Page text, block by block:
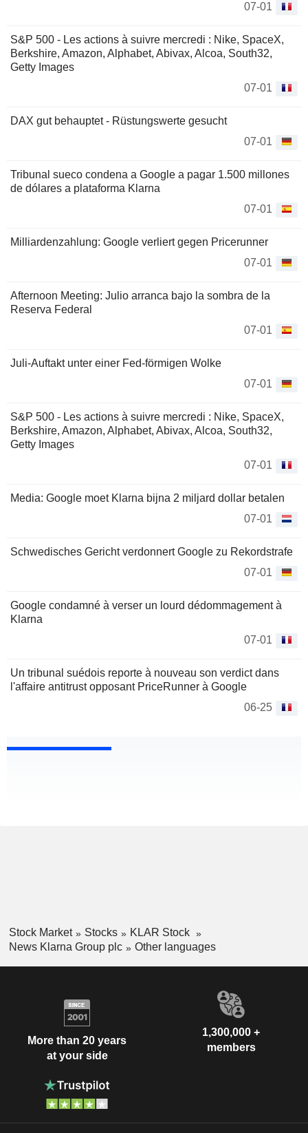
07-01
S&P 500 - Les actions à suivre mercredi : Nike, SpaceX,
Berkshire, Amazon, Alphabet, Abivax, Alcoa, South32,
Getty Images
07-01
DAX gut behauptet - Rüstungswerte gesucht
07-01
Tribunal sueco condena a Google a pagar 1.500 millones
de dólares a plataforma Klarna
07-01
Milliardenzahlung: Google verliert gegen Pricerunner
07-01
Afternoon Meeting: Julio arranca bajo la sombra de la
Reserva Federal
07-01
Juli-Auftakt unter einer Fed-förmigen Wolke
07-01
S&P 500 - Les actions à suivre mercredi : Nike, SpaceX,
Berkshire, Amazon, Alphabet, Abivax, Alcoa, South32,
Getty Images
07-01
Media: Google moet Klarna bijna 2 miljard dollar betalen
07-01
Schwedisches Gericht verdonnert Google zu Rekordstrafe
07-01
Google condamné à verser un lourd dédommagement à
Klarna
07-01
Un tribunal suédois reporte à nouveau son verdict dans
l'affaire antitrust opposant PriceRunner à Google
06-25
Stock Market Stocks
KLAR Stock
News Klarna Group plc
Other languages
More than 20 years
at your side
1,300,000 +
members